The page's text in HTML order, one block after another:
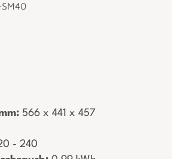
­ 566 x 441 x 457
- 240